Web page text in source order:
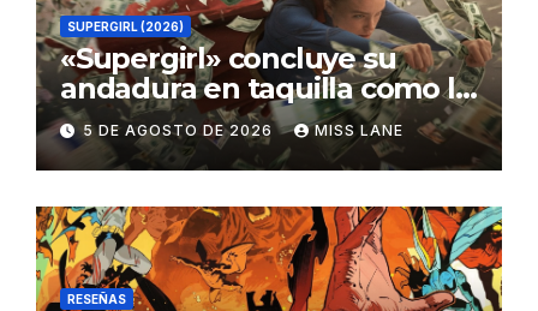
SUPERGIRL (2026)
«Supergirl» concluye su
andadura en taquilla como la
película de DC con menor
recaudación desde
«Catwoman»
5 DE AGOSTO DE 2026 MISS LANE
RESEÑAS